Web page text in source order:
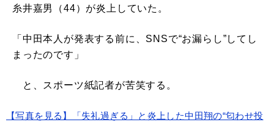
糸井嘉男（44）が炎上していた。
「中田本人が発表する前に、SNSで“お漏らし”してし
まったのです」
と、スポーツ紙記者が苦笑する。
【写真を見る】「失礼過ぎる」と炎上した中田翔の“匂わせ投